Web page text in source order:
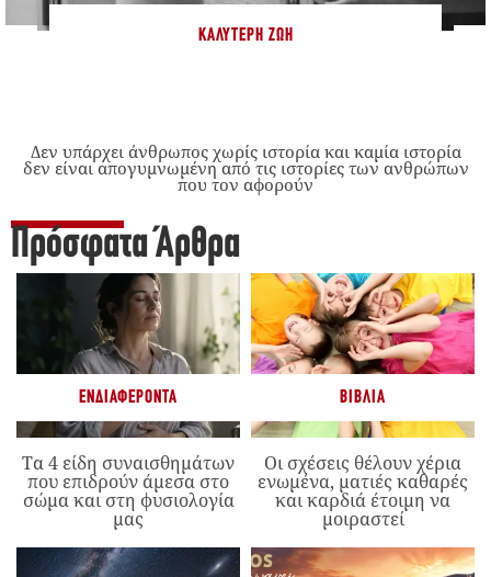
ΚΑΛΎΤΕΡΗ ΖΩΉ
Δεν υπάρχει άνθρωπος χωρίς ιστορία και καμία ιστορία
δεν είναι απογυμνωμένη από τις ιστορίες των ανθρώπων
που τον αφορούν
Πρόσφατα Άρθρα
ΕΝΔΙΑΦΈΡΟΝΤΑ
Τα 4 είδη συναισθημάτων
που επιδρούν άμεσα στο
σώμα και στη φυσιολογία
μας
ΒΙΒΛΊΑ
Οι σχέσεις θέλουν χέρια
ενωμένα, ματιές καθαρές
και καρδιά έτοιμη να
μοιραστεί